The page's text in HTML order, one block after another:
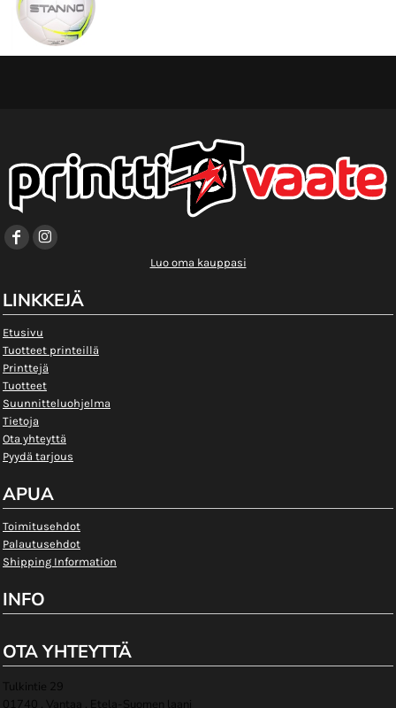
Luo oma kauppasi
LINKKEJÄ
Etusivu
Tuotteet printeillä
Printtejä
Tuotteet
Suunnitteluohjelma
Tietoja
Ota yhteyttä
Pyydä tarjous
APUA
Toimitusehdot
Palautusehdot
Shipping Information
INFO
OTA YHTEYTTÄ
Tulkintie 29
01740 , Vantaa , Etela-Suomen laani